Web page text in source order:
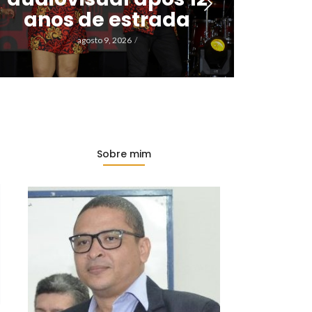
anos de estrada
agosto 9, 2026 /
Sobre mim